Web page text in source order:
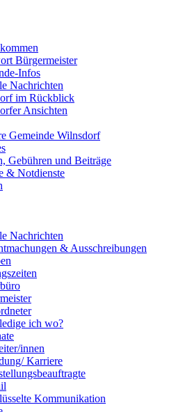
Bürgermeister
Infos
Nachrichten
im Rückblick
Ansichten
Gemeinde Wilnsdorf
Gebühren und Beiträge
& Notdienste
Nachrichten
& Ausschreibungen
ich wo?
innen
Karriere
Kommunikation